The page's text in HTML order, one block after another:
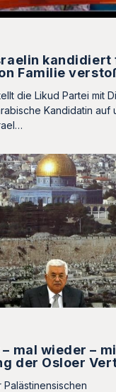
kandidiert
Familie
die Likud Partei mit
Kandidatin auf
mal wieder –
der Osloer